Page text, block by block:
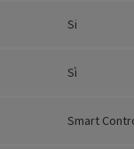
Si
Sì
Smart